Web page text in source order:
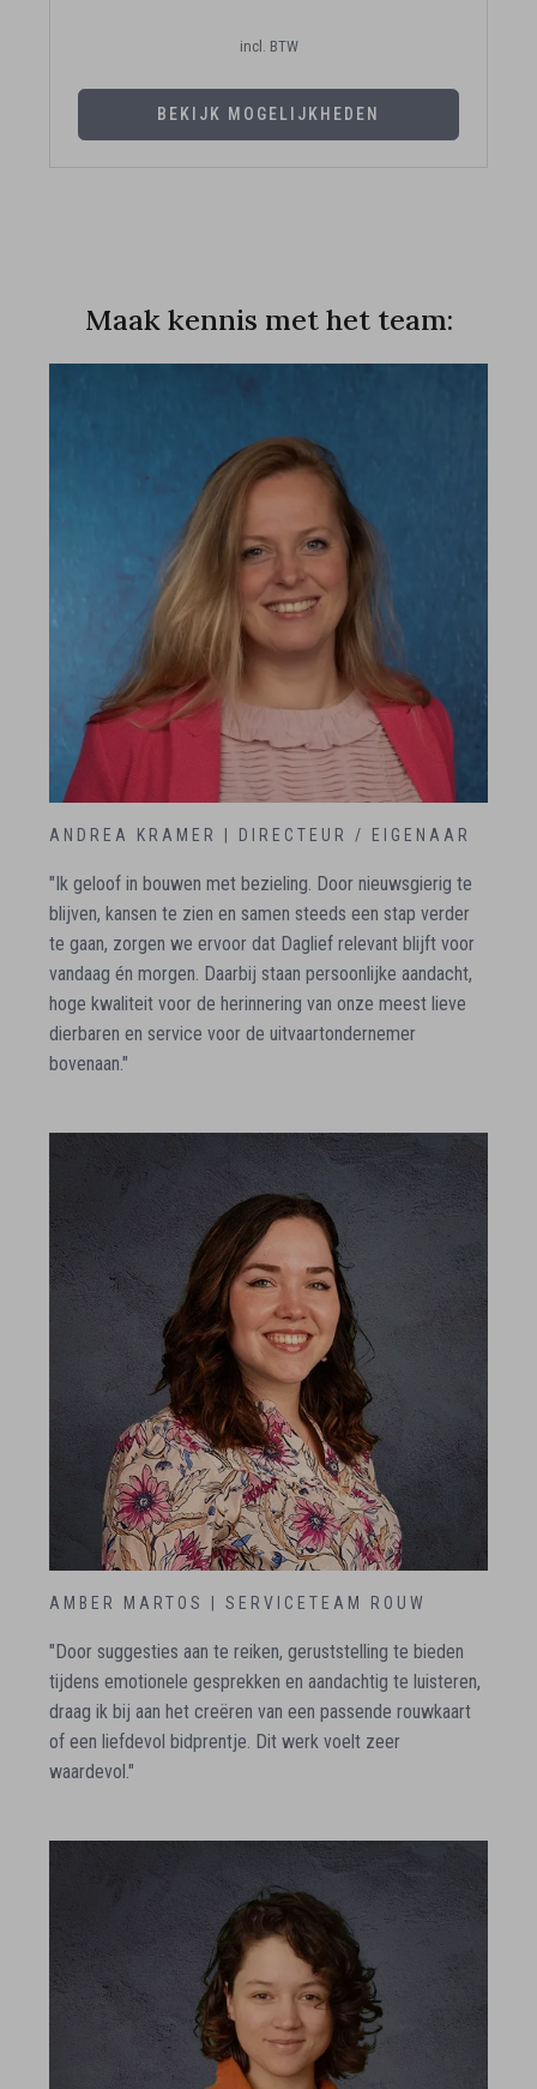
incl. BTW
BEKIJK MOGELIJKHEDEN
Maak kennis met het team:
ANDREA KRAMER | DIRECTEUR / EIGENAAR
"Ik geloof in bouwen met bezieling. Door nieuwsgierig te
blijven, kansen te zien en samen steeds een stap verder
te gaan, zorgen we ervoor dat Daglief relevant blijft voor
vandaag én morgen. Daarbij staan persoonlijke aandacht,
hoge kwaliteit voor de herinnering van onze meest lieve
dierbaren en service voor de uitvaartondernemer
bovenaan."
AMBER MARTOS | SERVICETEAM ROUW
"Door suggesties aan te reiken, geruststelling te bieden
tijdens emotionele gesprekken en aandachtig te luisteren,
draag ik bij aan het creëren van een passende rouwkaart
of een liefdevol bidprentje. Dit werk voelt zeer
waardevol."